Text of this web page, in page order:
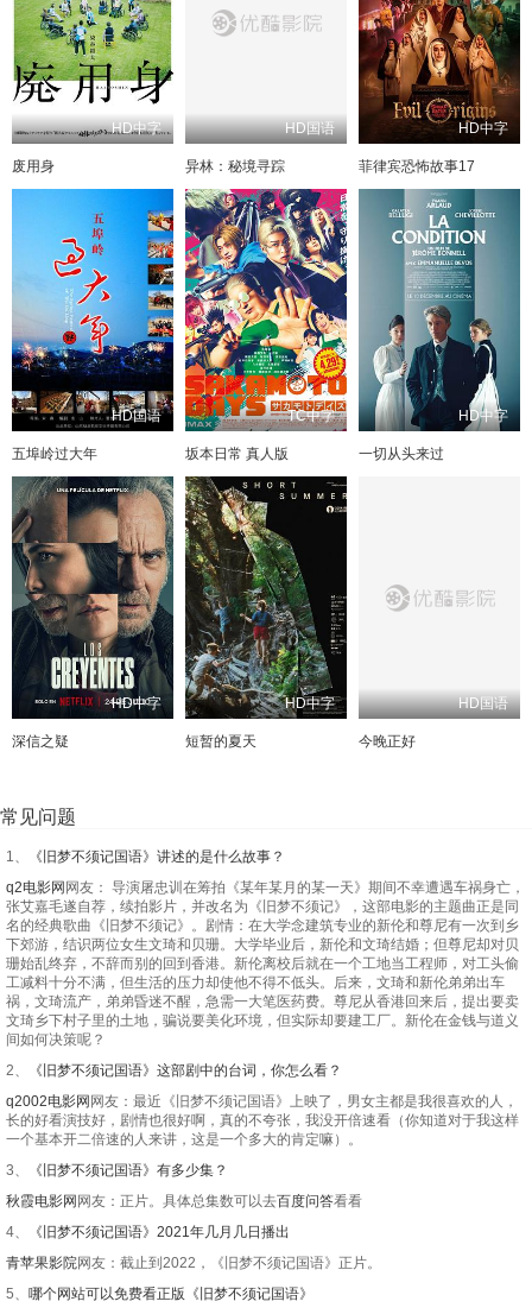
HD中字
废用身
HD国语
异林：秘境寻踪
HD中字
菲律宾恐怖故事17
HD国语
五埠岭过大年
TC中字
坂本日常 真人版
HD中字
一切从头来过
HD中字
深信之疑
HD中字
短暂的夏天
HD国语
今晚正好
常见问题
1、
《旧梦不须记国语》讲述的是什么故事？
q2电影网网友： 导演屠忠训在筹拍《某年某月的某一天》期间不幸遭遇车祸身亡，
张艾嘉毛遂自荐，续拍影片，并改名为《旧梦不须记》，这部电影的主题曲正是同
名的经典歌曲《旧梦不须记》。剧情：在大学念建筑专业的新伦和尊尼有一次到乡
下郊游，结识两位女生文琦和贝珊。大学毕业后，新伦和文琦结婚；但尊尼却对贝
珊始乱终弃，不辞而别的回到香港。新伦离校后就在一个工地当工程师，对工头偷
工减料十分不满，但生活的压力却使他不得不低头。后来，文琦和新伦弟弟出车
祸，文琦流产，弟弟昏迷不醒，急需一大笔医药费。尊尼从香港回来后，提出要卖
文琦乡下村子里的土地，骗说要美化环境，但实际却要建工厂。新伦在金钱与道义
间如何决策呢？
2、
《旧梦不须记国语》这部剧中的台词，你怎么看？
q2002电影网网友：最近《旧梦不须记国语》上映了，男女主都是我很喜欢的人，
长的好看演技好，剧情也很好啊，真的不夸张，我没开倍速看（你知道对于我这样
一个基本开二倍速的人来讲，这是一个多大的肯定嘛）。
3、
《旧梦不须记国语》有多少集？
秋霞电影网网友：正片。具体总集数可以去百度问答看看
4、
《旧梦不须记国语》2021年几月几日播出
青苹果影院网友：截止到2022，《旧梦不须记国语》正片。
5、 哪个网站可以免费看正版《旧梦不须记国语》